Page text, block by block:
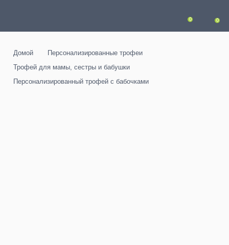
0 0
Домой
Персонализированные трофеи
Трофей для мамы, сестры и бабушки
Персонализированный трофей с бабочками